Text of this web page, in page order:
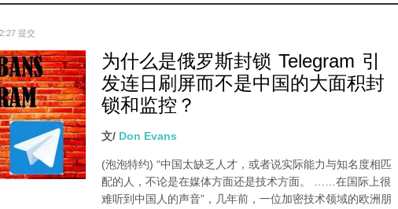
提交
为什么是俄罗斯封锁 Telegram 引
发连日刷屏而不是中国的大面积封
锁和监控？
文/ Don Evans
(泡泡特约) “中国太缺乏人才，或者说实际能力与知名度相匹
配的人，不论是在媒体方面还是技术方面。 ……在国际上很
难听到中国人的声音”，几年前，一位加密技术领域的欧洲朋